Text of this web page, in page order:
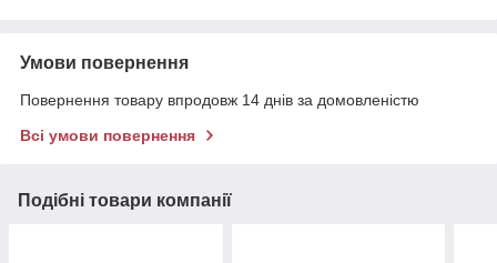
Умови повернення
Повернення товару впродовж 14 днів за домовленістю
Всі умови повернення
Подібні товари компанії